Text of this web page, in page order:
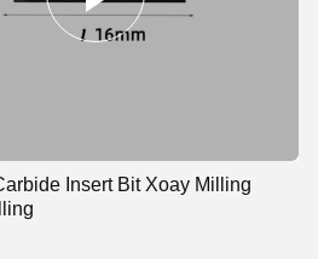
Insert Bit Xoay Milling